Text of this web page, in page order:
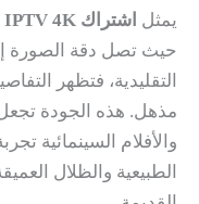
يمثل اشتراك IPTV 4K
حيث تصل دقة الصورة
التقليدية، فتظهر
مذهل. هذه الجودة تجعل
والأفلام السينمائية
الطبيعية والظلال